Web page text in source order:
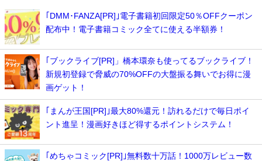
｢DMM･FANZA[PR]｣電子書籍初回限定50％OFFクーポン
配布中！電子書籍コミック全てに使える半額券！
｢ブックライブ[PR]」橋本環奈も使ってるブックライブ！
新規初登録で脅威の70%OFFの大盤振る舞いでお得に漫
画ゲット！
｢まんが王国[PR]｣最大80%還元！訪れるだけで毎日ポイ
ント進呈！漫画好きほど得するポイントシステム！
｢めちゃコミック[PR]｣無料数十万話！1000万レビュー数